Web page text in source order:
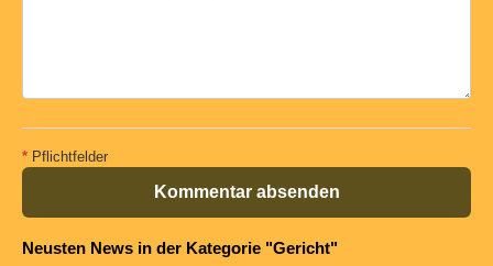
* Pflichtfelder
Kommentar absenden
Neusten News in der Kategorie "Gericht"